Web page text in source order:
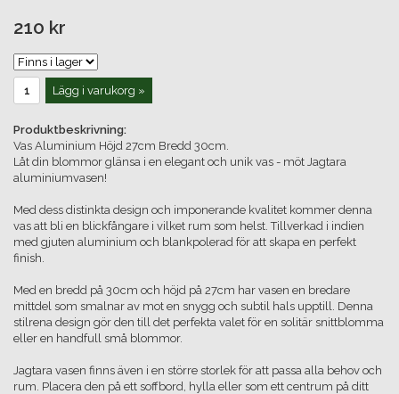
210 kr
Lägg i varukorg »
Produktbeskrivning:
Vas Aluminium Höjd 27cm Bredd 30cm.
Låt din blommor glänsa i en elegant och unik vas - möt Jagtara
aluminiumvasen!
Med dess distinkta design och imponerande kvalitet kommer denna
vas att bli en blickfångare i vilket rum som helst. Tillverkad i indien
med gjuten aluminium och blankpolerad för att skapa en perfekt
finish.
Med en bredd på 30cm och höjd på 27cm har vasen en bredare
mittdel som smalnar av mot en snygg och subtil hals upptill. Denna
stilrena design gör den till det perfekta valet för en solitär snittblomma
eller en handfull små blommor.
Jagtara vasen finns även i en större storlek för att passa alla behov och
rum. Placera den på ett soffbord, hylla eller som ett centrum på ditt